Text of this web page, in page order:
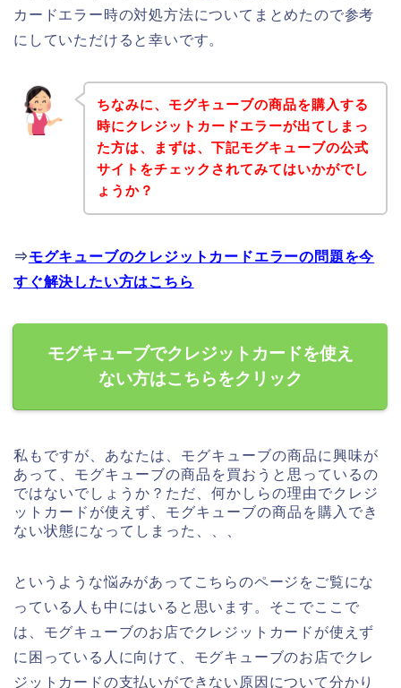
カードエラー時の対処方法についてまとめたので参考
にしていただけると幸いです。
ちなみに、モグキューブの商品を購入する
時にクレジットカードエラーが出てしまっ
た方は、まずは、下記モグキューブの公式
サイトをチェックされてみてはいかがでし
ょうか？
⇒モグキューブのクレジットカードエラーの問題を今
すぐ解決したい方はこちら
モグキューブでクレジットカードを使え
ない方はこちらをクリック
私もですが、あなたは、モグキューブの商品に興味が
あって、モグキューブの商品を買おうと思っているの
ではないでしょうか？ただ、何かしらの理由でクレジ
ットカードが使えず、モグキューブの商品を購入でき
ない状態になってしまった、、、
というような悩みがあってこちらのページをご覧にな
っている人も中にはいると思います。そこでここで
は、モグキューブのお店でクレジットカードが使えず
に困っている人に向けて、モグキューブのお店でクレ
ジットカードの支払いができない原因について分かり